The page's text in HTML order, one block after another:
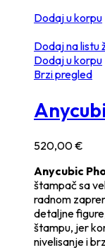
Dodaj u korpu
Dodaj na listu
Dodaj u korpu
Brzi pregled
520,00€
Anycubic
štampač sa
radnom
detaljne
štampu, jer
nivelisanje i